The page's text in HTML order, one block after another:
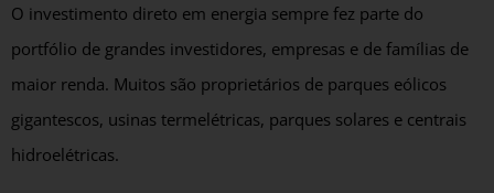
O investimento direto em energia sempre fez parte do
portfólio de grandes investidores, empresas e de famílias de
maior renda. Muitos são proprietários de parques eólicos
gigantescos, usinas termelétricas, parques solares e centrais
hidroelétricas.